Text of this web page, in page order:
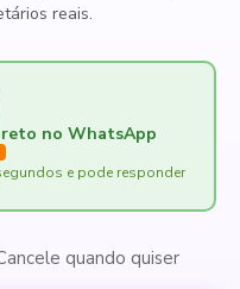
reais.
no WhatsApp
e pode responder
quando quiser